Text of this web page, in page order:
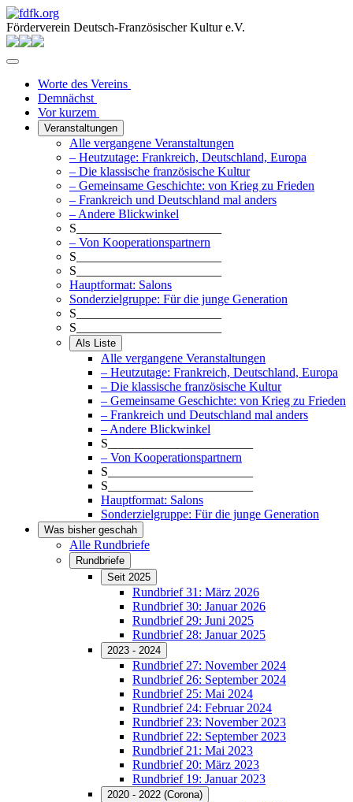
Förderverein Deutsch-Französischer Kultur e.V.
Worte des Vereins
Demnächst
Vor kurzem
Veranstaltungen
Alle vergangene Veranstaltungen
– Heutzutage: Frankreich, Deutschland, Europa
– Die klassische französische Kultur
– Gemeinsame Geschichte: von Krieg zu Frieden
– Frankreich und Deutschland mal anders
– Andere Blickwinkel
S_______________________
– Von Kooperationspartnern
S_______________________
S_______________________
Hauptformat: Salons
Sonderzielgruppe: Für die junge Generation
S_______________________
S_______________________
Als Liste
Alle vergangene Veranstaltungen
– Heutzutage: Frankreich, Deutschland, Europa
– Die klassische französische Kultur
– Gemeinsame Geschichte: von Krieg zu Frieden
– Frankreich und Deutschland mal anders
– Andere Blickwinkel
S_______________________
– Von Kooperationspartnern
S_______________________
S_______________________
Hauptformat: Salons
Sonderzielgruppe: Für die junge Generation
Was bisher geschah
Alle Rundbriefe
Rundbriefe
Seit 2025
Rundbrief 31: März 2026
Rundbrief 30: Januar 2026
Rundbrief 29: Juni 2025
Rundbrief 28: Januar 2025
2023 - 2024
Rundbrief 27: November 2024
Rundbrief 26: September 2024
Rundbrief 25: Mai 2024
Rundbrief 24: Februar 2024
Rundbrief 23: November 2023
Rundbrief 22: September 2023
Rundbrief 21: Mai 2023
Rundbrief 20: März 2023
Rundbrief 19: Januar 2023
2020 - 2022 (Corona)